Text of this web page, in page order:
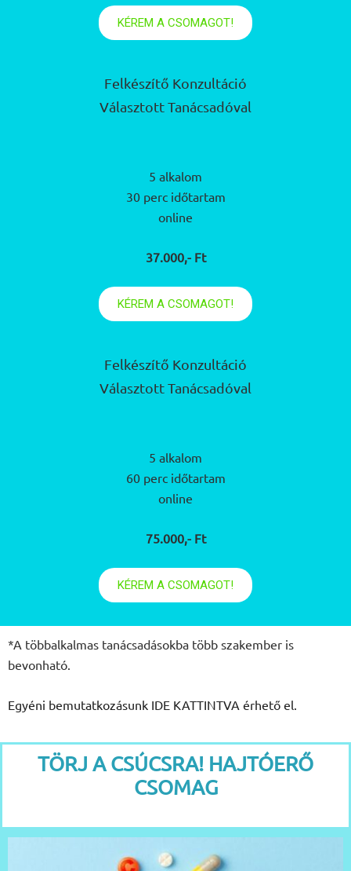
KÉREM A CSOMAGOT!
Felkészítő Konzultáció
Választott Tanácsadóval
5 alkalom
30 perc időtartam
online
37.000,- Ft
KÉREM A CSOMAGOT!
Felkészítő Konzultáció
Választott Tanácsadóval
5 alkalom
60 perc időtartam
online
75.000,- Ft
KÉREM A CSOMAGOT!
*A többalkalmas tanácsadásokba több szakember is
bevonható.
Egyéni bemutatkozásunk IDE KATTINTVA érhető el.
TÖRJ A CSÚCSRA! HAJTÓERŐ
CSOMAG